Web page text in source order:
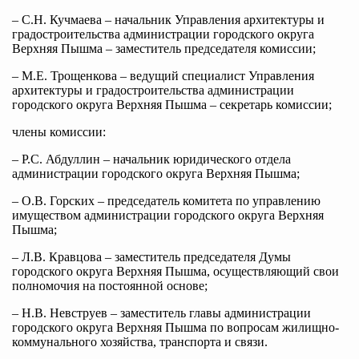
– С.Н. Кучмаева – начальник Управления архитектуры и
градостроительства администрации городского округа
Верхняя Пышма – заместитель председателя комиссии;
– М.Е. Трощенкова – ведущий специалист Управления
архитектуры и градостроительства администрации
городского округа Верхняя Пышма – секретарь комиссии;
члены комиссии:
– Р.С. Абдуллин – начальник юридического отдела
администрации городского округа Верхняя Пышма;
– О.В. Горских – председатель комитета по управлению
имуществом администрации городского округа Верхняя
Пышма;
– Л.В. Кравцова – заместитель председателя Думы
городского округа Верхняя Пышма, осуществляющий свои
полномочия на постоянной основе;
– Н.В. Невструев – заместитель главы администрации
городского округа Верхняя Пышма по вопросам жилищно-
коммунального хозяйства, транспорта и связи.